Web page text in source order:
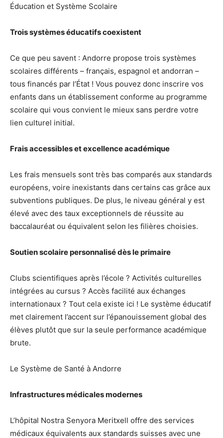
Éducation et Système Scolaire
Trois systèmes éducatifs coexistent
Ce que peu savent : Andorre propose trois systèmes
scolaires différents – français, espagnol et andorran –
tous financés par l’État ! Vous pouvez donc inscrire vos
enfants dans un établissement conforme au programme
scolaire qui vous convient le mieux sans perdre votre
lien culturel initial.
Frais accessibles et excellence académique
Les frais mensuels sont très bas comparés aux standards
européens, voire inexistants dans certains cas grâce aux
subventions publiques. De plus, le niveau général y est
élevé avec des taux exceptionnels de réussite au
baccalauréat ou équivalent selon les filières choisies.
Soutien scolaire personnalisé dès le primaire
Clubs scientifiques après l’école ? Activités culturelles
intégrées au cursus ? Accès facilité aux échanges
internationaux ? Tout cela existe ici ! Le système éducatif
met clairement l’accent sur l’épanouissement global des
élèves plutôt que sur la seule performance académique
brute.
Le Système de Santé à Andorre
Infrastructures médicales modernes
L’hôpital Nostra Senyora Meritxell offre des services
médicaux équivalents aux standards suisses avec une